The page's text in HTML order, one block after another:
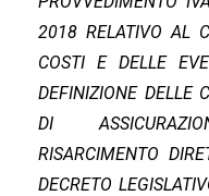
2018 RELATIVO AL
COSTI E DELLE
DEFINIZIONE DELLE
DI
RISARCIMENTO
DECRETO